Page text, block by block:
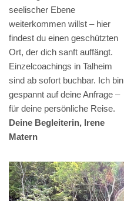
seelischer Ebene
weiterkommen willst – hier
findest du einen geschützten
Ort, der dich sanft auffängt.
Einzelcoachings in Talheim
sind ab sofort buchbar. Ich bin
gespannt auf deine Anfrage –
für deine persönliche Reise.
Deine Begleiterin, Irene
Matern